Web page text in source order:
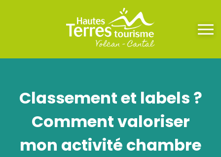
Classement et labels ?
Comment valoriser
mon activité chambre